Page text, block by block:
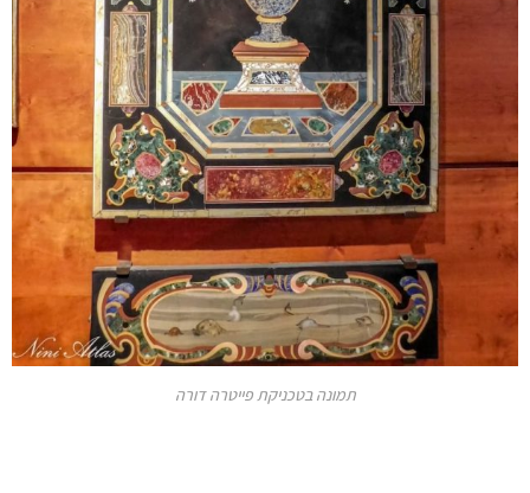
תמונה בטכניקת פייטרה דורה